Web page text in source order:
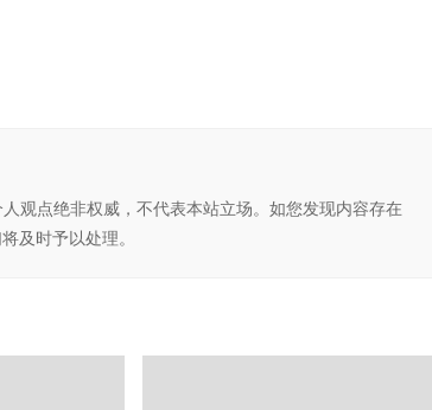
观点绝非权威，不代表本站立场。如您发现内容存在
及时予以处理。